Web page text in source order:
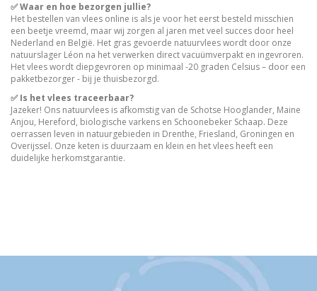
✅ Waar en hoe bezorgen jullie?
Het bestellen van vlees online is als je voor het eerst besteld misschien
een beetje vreemd, maar wij zorgen al jaren met veel succes door heel
Nederland en België. Het gras gevoerde natuurvlees wordt door onze
natuurslager Léon na het verwerken direct vacuümverpakt en ingevroren.
Het vlees wordt diepgevroren op minimaal -20 graden Celsius – door een
pakketbezorger - bij je thuisbezorgd.
✅ Is het vlees traceerbaar?
Jazeker! Ons natuurvlees is afkomstig van de Schotse Hooglander, Maine
Anjou, Hereford, biologische varkens en Schoonebeker Schaap. Deze
oerrassen leven in natuurgebieden in Drenthe, Friesland, Groningen en
Overijssel. Onze keten is duurzaam en klein en het vlees heeft een
duidelijke herkomstgarantie.